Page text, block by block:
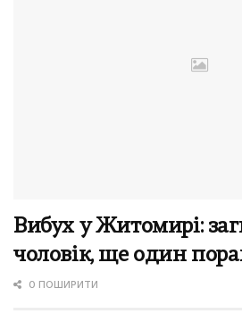
Вибух у Житомирі:
чоловік, ще один
0 ПОШИРИТИ